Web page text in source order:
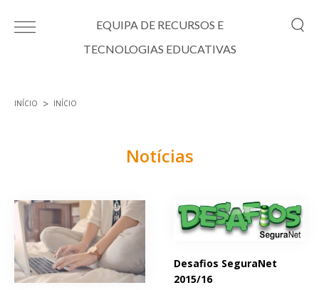
EQUIPA DE RECURSOS E
TECNOLOGIAS EDUCATIVAS
INÍCIO INÍCIO
Notícias
Desafios SeguraNet
2015/16
Páginas